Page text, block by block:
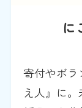
に
寄付やボ
え人』に